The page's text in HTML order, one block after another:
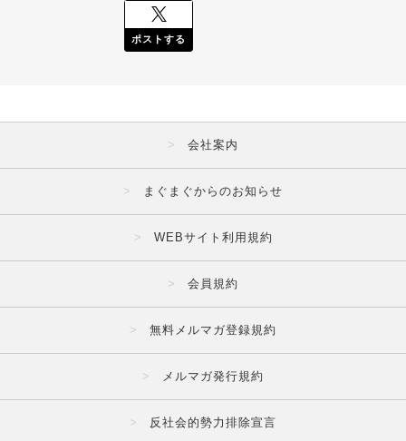
ポストする
会社案内
まぐまぐからのお知らせ
WEBサイト利用規約
会員規約
無料メルマガ登録規約
メルマガ発行規約
反社会的勢力排除宣言